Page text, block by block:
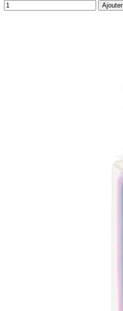
Ajouter